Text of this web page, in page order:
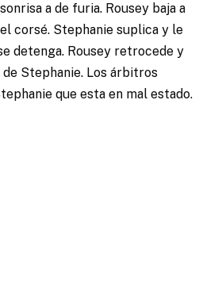
a de furia. Rousey baja a
corsé. Stephanie suplica y le
detenga. Rousey retrocede y
Stephanie. Los árbitros
que esta en mal estado.